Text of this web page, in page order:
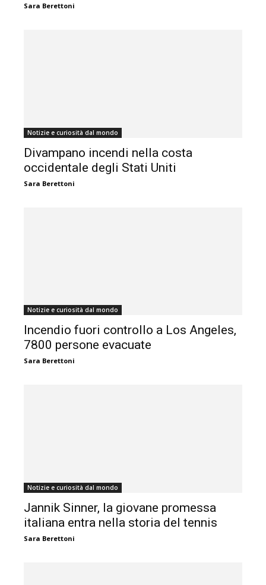
Sara Berettoni
Notizie e curiosità dal mondo
Divampano incendi nella costa
occidentale degli Stati Uniti
Sara Berettoni
Notizie e curiosità dal mondo
Incendio fuori controllo a Los Angeles,
7800 persone evacuate
Sara Berettoni
Notizie e curiosità dal mondo
Jannik Sinner, la giovane promessa
italiana entra nella storia del tennis
Sara Berettoni